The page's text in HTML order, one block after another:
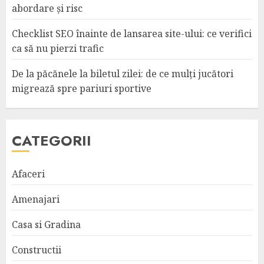
abordare și risc
Checklist SEO înainte de lansarea site-ului: ce verifici
ca să nu pierzi trafic
De la păcănele la biletul zilei: de ce mulți jucători
migrează spre pariuri sportive
CATEGORII
Afaceri
Amenajari
Casa si Gradina
Constructii